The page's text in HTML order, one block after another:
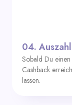
04.
Sobald Du
Cashback
lassen.